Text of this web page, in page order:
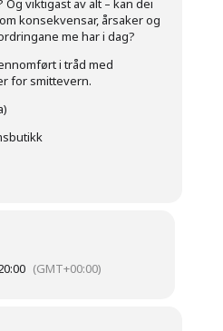
Og viktigast av alt – kan dei
konsekvensar, årsaker og
me har i dag?
i tråd med
for smittevern.
(GMT+00:00)